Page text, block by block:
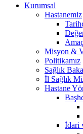
Kurumsal
Hastanemiz
Misyon &
Politikamız
Sağlık
İl Sağlık
Hastane
İdari